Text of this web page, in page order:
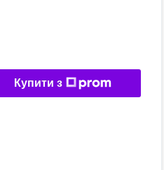
Купити з